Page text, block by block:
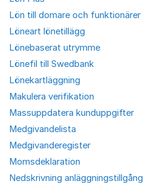
Lön till domare och funktionärer
Löneart lönetillägg
Lönebaserat utrymme
Lönefil till Swedbank
Lönekartläggning
Makulera verifikation
Massuppdatera kunduppgifter
Medgivandelista
Medgivanderegister
Momsdeklaration
Nedskrivning anläggningstillgång